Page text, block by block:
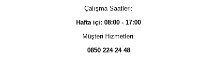
Çalışma Saatleri:
Hafta içi: 08:00 - 17:00
Müşteri Hizmetleri:
0850 224 24 48